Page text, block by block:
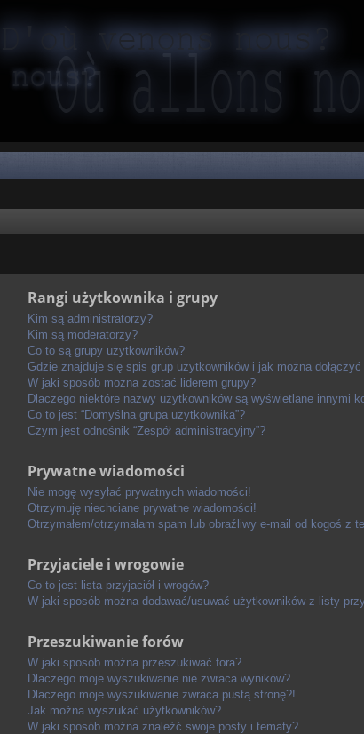
Rangi użytkownika i grupy
Kim są administratorzy?
Kim są moderatorzy?
Co to są grupy użytkowników?
Gdzie znajduje się spis grup użytkowników i jak można dołączyć
W jaki sposób można zostać liderem grupy?
Dlaczego niektóre nazwy użytkowników są wyświetlane innymi
Co to jest “Domyślna grupa użytkownika”?
Czym jest odnośnik “Zespół administracyjny”?
Prywatne wiadomości
Nie mogę wysyłać prywatnych wiadomości!
Otrzymuję niechciane prywatne wiadomości!
Otrzymałem/otrzymałam spam lub obraźliwy e-mail od kogoś z
Przyjaciele i wrogowie
Co to jest lista przyjaciół i wrogów?
W jaki sposób można dodawać/usuwać użytkowników z listy
Przeszukiwanie forów
W jaki sposób można przeszukiwać fora?
Dlaczego moje wyszukiwanie nie zwraca wyników?
Dlaczego moje wyszukiwanie zwraca pustą stronę?!
Jak można wyszukać użytkowników?
W jaki sposób można znaleźć swoje posty i tematy?